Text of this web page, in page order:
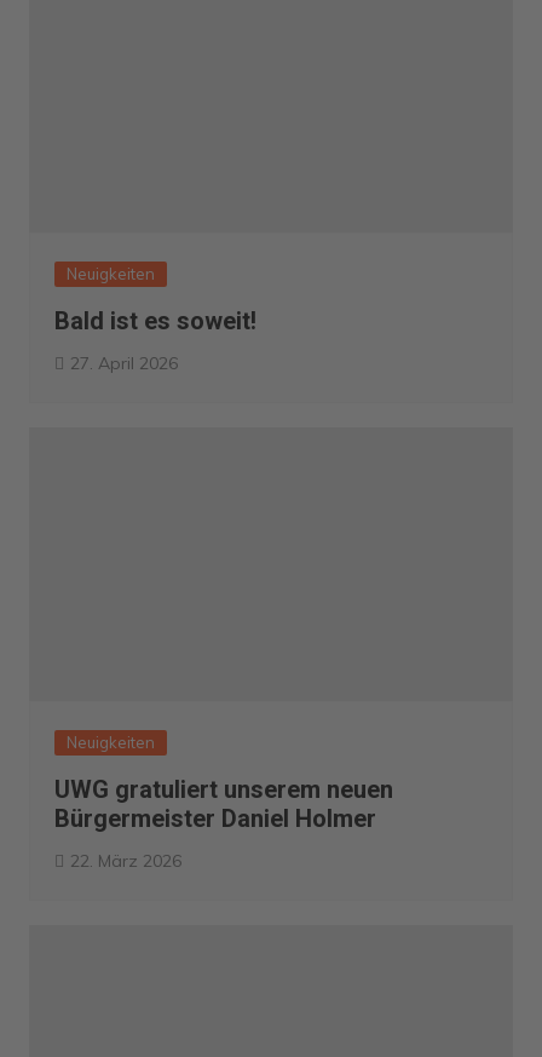
Neuigkeiten
Bald ist es soweit!
27. April 2026
Neuigkeiten
UWG gratuliert unserem neuen
Bürgermeister Daniel Holmer
22. März 2026